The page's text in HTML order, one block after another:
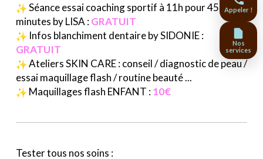
Séance essai coaching sportif à 11h pour 45
minutes by LISA :GRATUIT
Infos blanchiment dentaire by SIDONIE :
GRATUIT
Ateliers SKIN CARE : conseil / diagnostic de peau /
essai maquillage flash / routine beauté ...
Maquillages flash ENFANT :10€
Tester tous nos soins :
Appeler !
Nos
services